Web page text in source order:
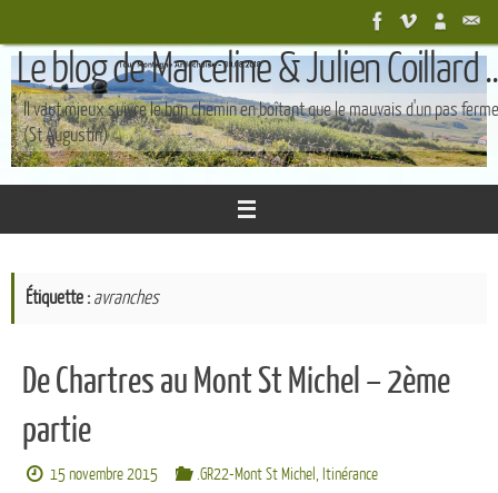
contenu
Le blog de Marceline & Julien Coillard
Il vaut mieux suivre le bon chemin en boîtant que le mauvais d'un pas ferme
(St Augustin)
Étiquette : avranches
De Chartres au Mont St Michel – 2ème
partie
15 novembre 2015 .GR22-Mont St Michel , Itinérance